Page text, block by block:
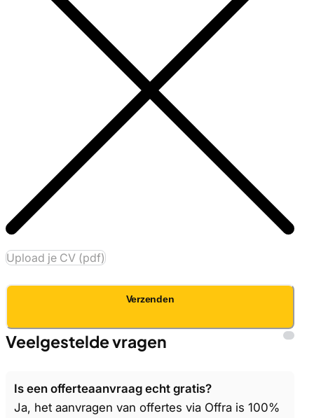
Upload je CV (pdf)
Verzenden
Veelgestelde vragen
Is een offerteaanvraag echt gratis?
Ja, het aanvragen van offertes via Offra is 100%